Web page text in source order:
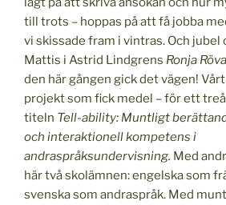
till trots – hoppas på att få jobba
vi skissade fram i vintras. Och jubel
Mattis i Astrid Lindgrens Ronja
den här gången gick det vägen!
projekt som fick medel – för ett
titeln Tell-ability: Muntligt
och interaktionell kompetens i
andraspråksundervisning. Med
här två skolämnen: engelska som
svenska som andraspråk. Med